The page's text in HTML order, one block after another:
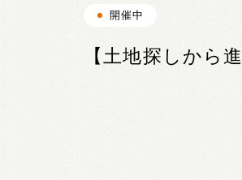
開催中
【土地探しから